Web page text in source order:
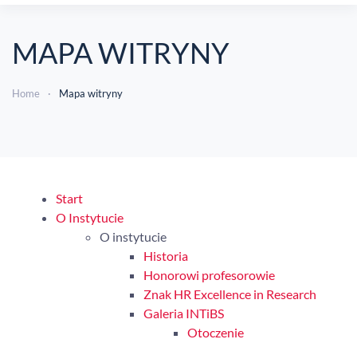
MAPA WITRYNY
Home Mapa witryny
Start
O Instytucie
O instytucie
Historia
Honorowi profesorowie
Znak HR Excellence in Research
Galeria INTiBS
Otoczenie